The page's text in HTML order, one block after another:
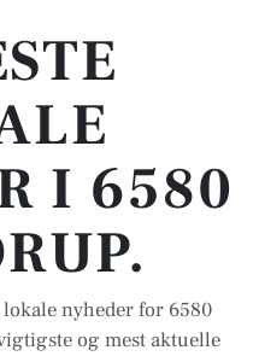
I 6580
lokale nyheder for 6580
og mest aktuelle